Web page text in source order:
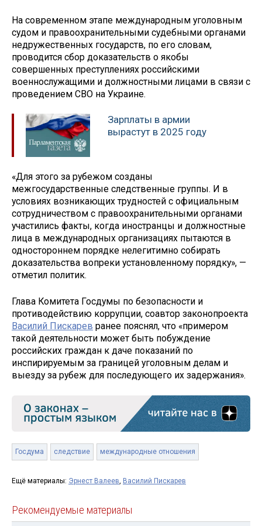
На современном этапе международным уголовным
судом и правоохранительными судебными органами
недружественных государств, по его словам,
проводится сбор доказательств о якобы
совершенных преступлениях российскими
военнослужащими и должностными лицами в связи с
проведением СВО на Украине.
Зарплаты в армии
вырастут в 2025 году
«Для этого за рубежом созданы
межгосударственные следственные группы. И в
условиях возникающих трудностей с официальным
сотрудничеством с правоохранительными органами
участились факты, когда иностранцы и должностные
лица в международных организациях пытаются в
одностороннем порядке нелегитимно собирать
доказательства вопреки установленному порядку», —
отметил политик.
Глава Комитета Госдумы по безопасности и
противодействию коррупции, соавтор законопроекта
Василий Пискарев ранее пояснял, что «примером
такой деятельности может быть побуждение
российских граждан к даче показаний по
инспирируемым за границей уголовным делам и
выезду за рубеж для последующего их задержания».
Госдума следствие международные отношения
Ещё материалы: Эрнест Валеев, Василий Пискарев
Рекомендуемые материалы